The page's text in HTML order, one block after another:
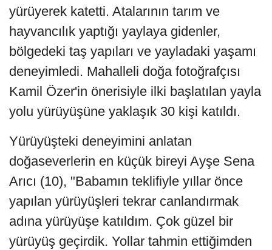
yürüyerek katetti. Atalarının tarım ve
hayvancılık yaptığı yaylaya gidenler,
bölgedeki taş yapıları ve yayladaki yaşamı
deneyimledi. Mahalleli doğa fotoğrafçısı
Kamil Özer'in önerisiyle ilki başlatılan yayla
yolu yürüyüşüne yaklaşık 30 kişi katıldı.
Yürüyüşteki deneyimini anlatan
doğaseverlerin en küçük bireyi Ayşe Sena
Arıcı (10), "Babamın teklifiyle yıllar önce
yapılan yürüyüşleri tekrar canlandırmak
adına yürüyüşe katıldım. Çok güzel bir
yürüyüş geçirdik. Yollar tahmin ettiğimden